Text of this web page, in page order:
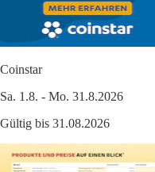
Coinstar
Sa. 1.8. - Mo. 31.8.2026
Gültig bis 31.08.2026